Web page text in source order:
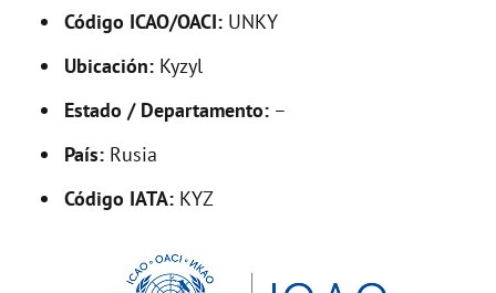
e
o
Código ICAO/OACI: UNKY
Ubicación: Kyzyl
Estado / Departamento: –
País: Rusia
Código IATA: KYZ